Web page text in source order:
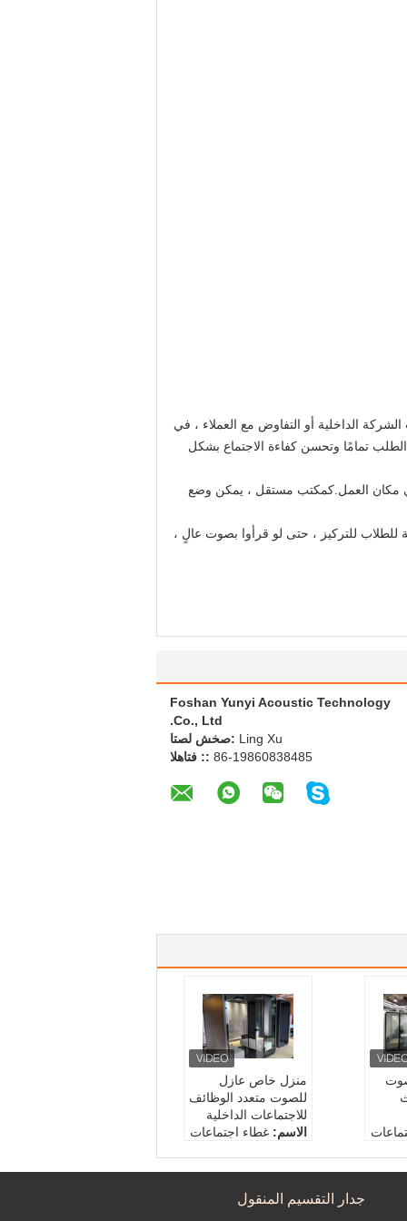
الداخلية أو التفاوض مع العملاء ، في
أن تحل هذا الطلب تمامًا وتحسن كفاءة الاجتماع بشكل
في مكان العمل.كمكتب مستقل ، يمكن وضع
للطلاب للتركيز ، حتى لو قرأوا بصوت عالٍ ،
Foshan Yunyi Acoustic Technology
Co., Ltd.
اتصل شخص: Ling Xu
الهاتف :: 86-19860838485
منزل خاص عازل
للصوت متعدد الوظائف
للاجتماعات الداخلية
الاسم:غطاء اجتماعات
السعة:2
جدار التقسيم المنقول